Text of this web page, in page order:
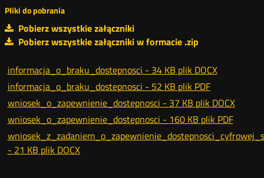
Pliki do pobrania
Pobierz wszystkie załączniki
Pobierz wszystkie załączniki w formacie .zip
informacja_o_braku_dostepnosci - 34 KB plik DOCX
informacja_o_braku_dostepnosci - 52 KB plik PDF
wniosek_o_zapewnienie_dostepnosci - 37 KB plik DOCX
wniosek_o_zapewnienie_dostepnosci - 160 KB plik PDF
- 21 KB plik DOCX